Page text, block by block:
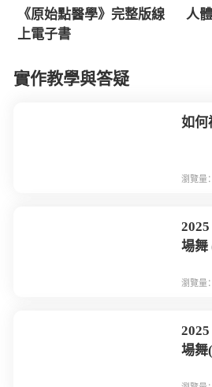
《原始點醫學》完整版線
上電子書
人
實作教學與答疑
如何
瀏覽量
場舞
瀏覽量
場舞